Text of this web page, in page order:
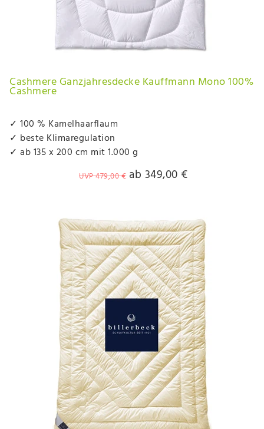
Cashmere Ganzjahresdecke Kauffmann Mono 100%
Cashmere
✓ 100 % Kamelhaarflaum
✓ beste Klimaregulation
✓ ab 135 x 200 cm mit 1.000 g
UVP 479,00 € ab 349,00 €